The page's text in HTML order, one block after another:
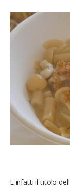
E infatti il titolo